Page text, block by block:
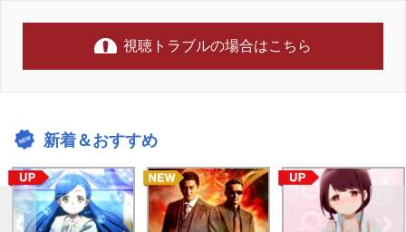
視聴トラブルの場合はこちら
新着＆おすすめ